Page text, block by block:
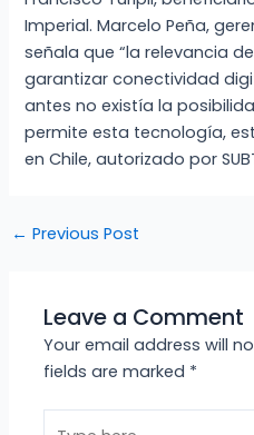
Imperial. Marcelo Peña,
señala que “la relevancia
garantizar conectividad
antes no existía la
permite esta tecnología,
en Chile, autorizado por
← Previous Post
Leave a Comment
Your email address will
fields are marked *